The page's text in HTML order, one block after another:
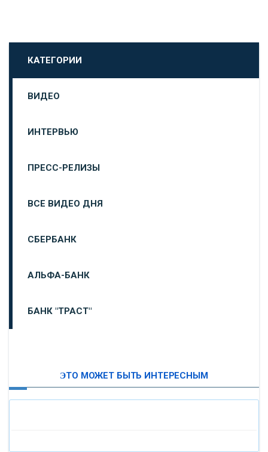
КАТЕГОРИИ
ВИДЕО
ИНТЕРВЬЮ
ПРЕСС-РЕЛИЗЫ
ВСЕ ВИДЕО ДНЯ
СБЕРБАНК
АЛЬФА-БАНК
БАНК "ТРАСТ"
ЭТО МОЖЕТ БЫТЬ ИНТЕРЕСНЫМ